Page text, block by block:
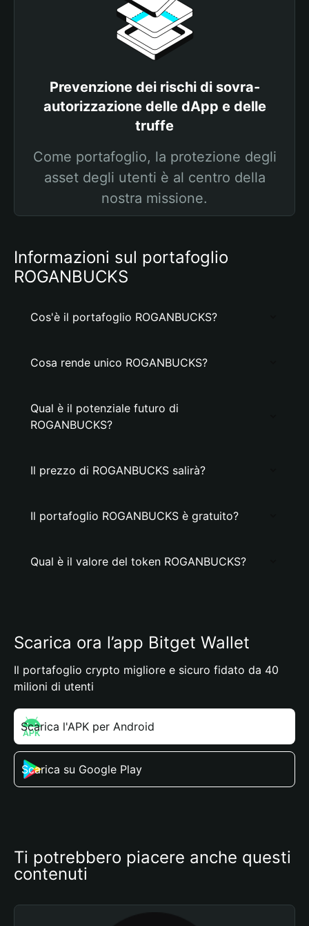
Prevenzione dei rischi di sovra-
autorizzazione delle dApp e delle
truffe
Come portafoglio, la protezione degli
asset degli utenti è al centro della
nostra missione.
Informazioni sul portafoglio
ROGANBUCKS
Cos'è il portafoglio ROGANBUCKS?
Cosa rende unico ROGANBUCKS?
Qual è il potenziale futuro di
ROGANBUCKS?
Il prezzo di ROGANBUCKS salirà?
Il portafoglio ROGANBUCKS è gratuito?
Qual è il valore del token ROGANBUCKS?
Scarica ora l’app Bitget Wallet
Il portafoglio crypto migliore e sicuro fidato da 40
milioni di utenti
Scarica l'APK per Android
Scarica su Google Play
Ti potrebbero piacere anche questi
contenuti